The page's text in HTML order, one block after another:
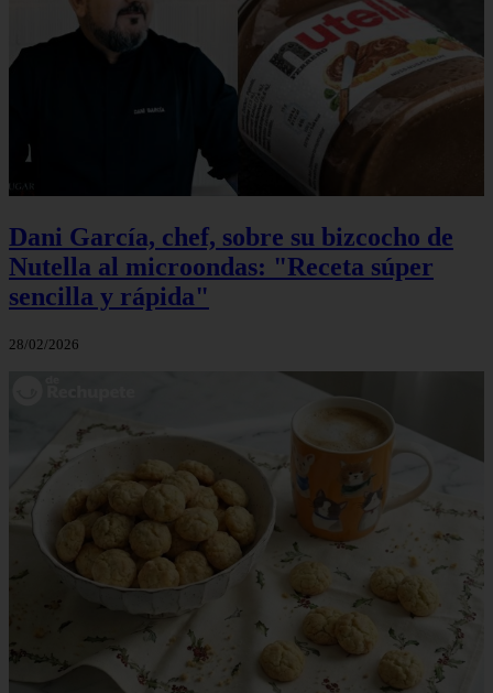
Dani García, chef, sobre su bizcocho de
Nutella al microondas: "Receta súper
sencilla y rápida"
28/02/2026